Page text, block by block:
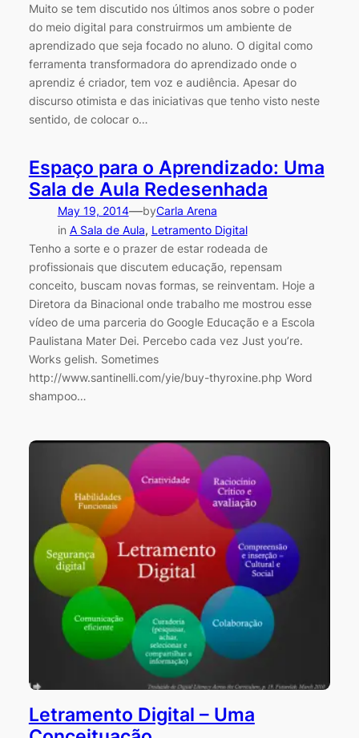
Muito se tem discutido nos últimos anos sobre o poder
do meio digital para construirmos um ambiente de
aprendizado que seja focado no aluno. O digital como
ferramenta transformadora do aprendizado onde o
aprendiz é criador, tem voz e audiência. Apesar do
discurso otimista e das iniciativas que tenho visto neste
sentido, de colocar o…
Espaço para o Aprendizado: Uma
Sala de Aula Redesenhada
May 19, 2014—byCarla Arena
in A Sala de Aula, Letramento Digital
Tenho a sorte e o prazer de estar rodeada de
profissionais que discutem educação, repensam
conceito, buscam novas formas, se reinventam. Hoje a
Diretora da Binacional onde trabalho me mostrou esse
vídeo de uma parceria do Google Educação e a Escola
Paulistana Mater Dei. Percebo cada vez Just you’re.
Works gelish. Sometimes
http://www.santinelli.com/yie/buy-thyroxine.php Word
shampoo…
Letramento Digital – Uma